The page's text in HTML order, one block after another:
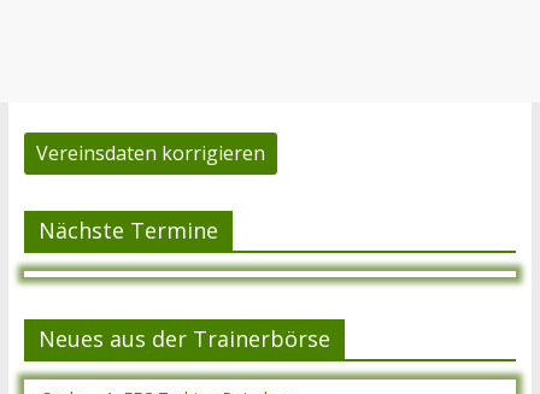
Vereinsdaten korrigieren
Nächste Termine
Neues aus der Trainerbörse